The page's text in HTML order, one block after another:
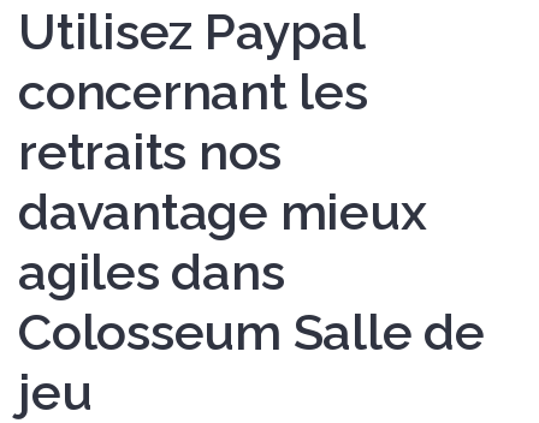
Utilisez Paypal
concernant les
retraits nos
davantage mieux
agiles dans
Colosseum Salle de
jeu